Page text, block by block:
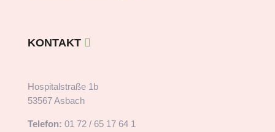
KONTAKT
Hospitalstraße 1b
53567 Asbach
Telefon: 01 72 / 65 17 64 1